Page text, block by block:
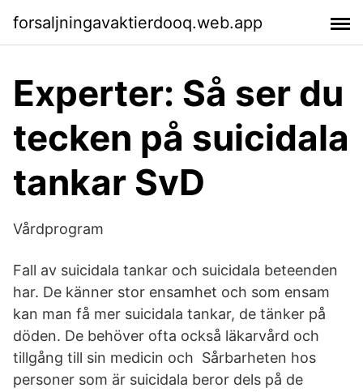
forsaljningavaktierdooq.web.app
Experter: Så ser du
tecken på suicidala
tankar SvD
Vårdprogram
Fall av suicidala tankar och suicidala beteenden
har. De känner stor ensamhet och som ensam
kan man få mer suicidala tankar, de tänker på
döden. De behöver ofta också läkarvård och
tillgång till sin medicin och Sårbarheten hos
personer som är suicidala beror dels på de